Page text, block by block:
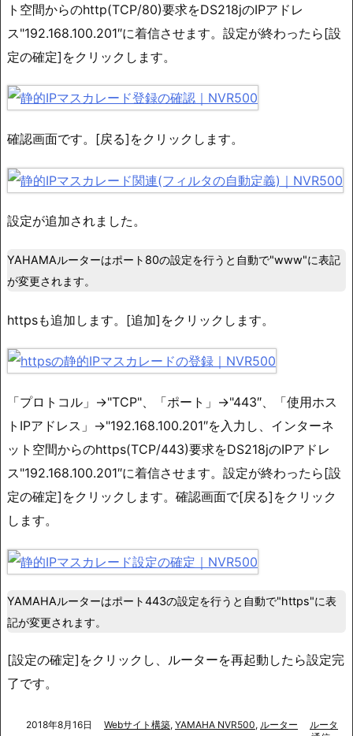
ト空間からのhttp(TCP/80)要求をDS218jのIPアドレ
ス"192.168.100.201″に着信させます。設定が終わったら[設
定の確定]をクリックします。
確認画面です。[戻る]をクリックします。
設定が追加されました。
YAHAMAルーターはポート80の設定を行うと自動で"www"に表記
が変更されます。
httpsも追加します。[追加]をクリックします。
「プロトコル」→"TCP"、「ポート」→"443″、「使用ホス
トIPアドレス」→"192.168.100.201″を入力し、インターネ
ット空間からのhttps(TCP/443)要求をDS218jのIPアドレ
ス"192.168.100.201″に着信させます。設定が終わったら[設
定の確定]をクリックします。確認画面で[戻る]をクリック
します。
YAMAHAルーターはポート443の設定を行うと自動で"https"に表
記が変更されます。
[設定の確定]をクリックし、ルーターを再起動したら設定完
了です。
2018年8月16日 Webサイト構築, YAMAHA NVR500, ルーター
ルータ